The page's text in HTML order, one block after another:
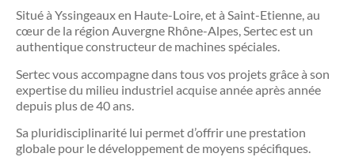
Situé à Yssingeaux en Haute-Loire, et à Saint-Etienne, au
cœurde la région Auvergne Rhône-Alpes, Sertec est un
authentique constructeur de machines spéciales.
Sertec vous accompagne dans tous vos projets grâce à son
expertise du milieu industriel acquise année après année
depuis plus de 40 ans.
Sa pluridisciplinarité lui permet d’offrir une prestation
globale pour le développement de moyens spécifiques.